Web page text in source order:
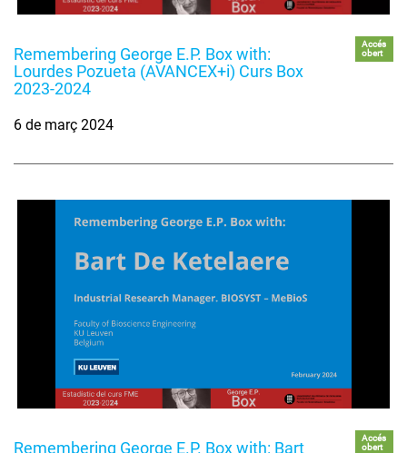
Remembering George E.P. Box with:
Lourdes Pozueta (AVANCEX+i) Curs Box
2023-2024
Accés
obert
6 de març 2024
Remembering George E.P. Box with: Bart
Accés
obert